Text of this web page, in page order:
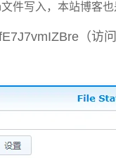
件写入，本站博客
（访问